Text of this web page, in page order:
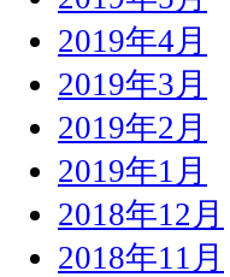
2019年4月
2019年3月
2019年2月
2019年1月
2018年12月
2018年11月